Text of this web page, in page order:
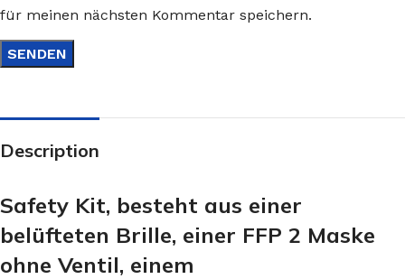
für meinen nächsten Kommentar speichern.
Description
Safety Kit, besteht aus einer
belüfteten Brille, einer FFP 2 Maske
ohne Ventil, einem